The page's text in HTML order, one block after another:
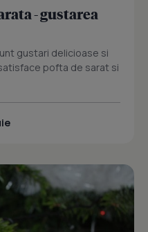
- gustarea
gustari delicioase si
pofta de sarat si